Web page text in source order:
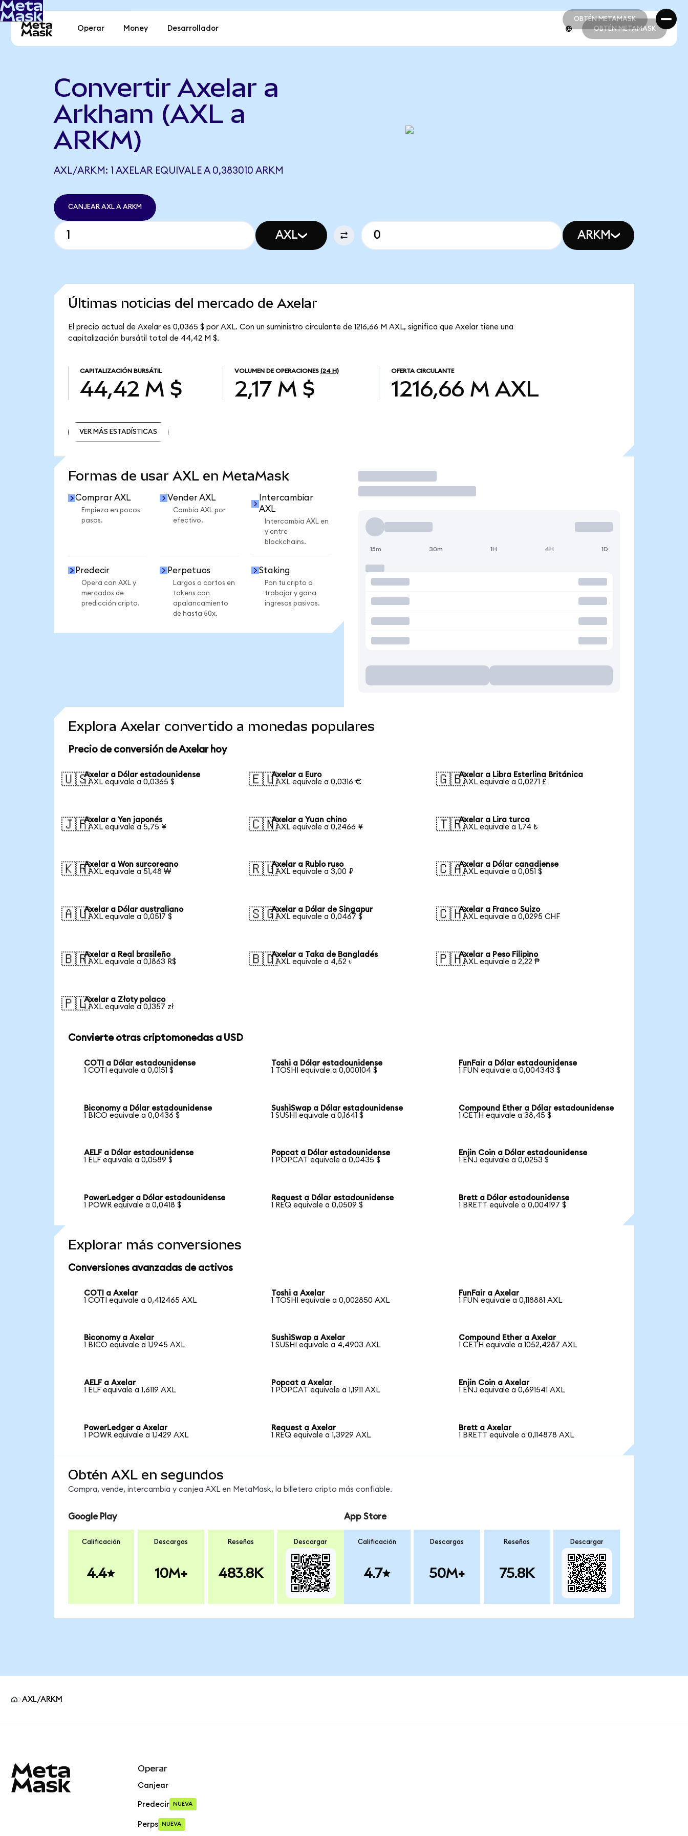
OBTÉN METAMASK
OBTÉN METAMASK
Operar Money Desarrollador OBTÉN METAMASK
Convertir Axelar a
Arkham (AXL a
ARKM)
AXL/ARKM: 1 AXELAR EQUIVALE A 0,383010 ARKM
CANJEAR AXL A ARKM
AXL ARKM
Últimas noticias del mercado de Axelar
El precio actual de Axelar es 0,0365 $ por AXL. Con un suministro circulante de 1216,66 M AXL, significa que Axelar tiene una
capitalización bursátil total de 44,42 M $.
CAPITALIZACIÓN BURSÁTIL
44,42 M $
VOLUMEN DE OPERACIONES (24 H)
2,17 M $
OFERTA CIRCULANTE
1216,66 M AXL
VER MÁS ESTADÍSTICAS
Formas de usar AXL en MetaMask
Comprar AXL
Empieza en pocos
pasos.
Vender AXL
Cambia AXL por
efectivo.
Intercambiar
AXL
Intercambia AXL en
y entre
blockchains.
Predecir
Opera con AXL y
mercados de
predicción cripto.
Perpetuos
Largos o cortos en
tokens con
apalancamiento
de hasta 50x.
Staking
Pon tu cripto a
trabajar y gana
ingresos pasivos.
Operar
15m 30m 1H 4H 1D
Explora Axelar convertido a monedas populares
Precio de conversión de Axelar hoy
🇺🇸Axelar a Dólar estadounidense
1 AXL equivale a 0,0365 $
🇪🇺Axelar a Euro
1 AXL equivale a 0,0316 €
🇬🇧Axelar a Libra Esterlina Británica
1 AXL equivale a 0,0271 £
🇯🇵Axelar a Yen japonés
1 AXL equivale a 5,75 ¥
🇨🇳Axelar a Yuan chino
1 AXL equivale a 0,2466 ¥
🇹🇷Axelar a Lira turca
1 AXL equivale a 1,74 ₺
🇰🇷Axelar a Won surcoreano
1 AXL equivale a 51,48 ₩
🇷🇺Axelar a Rublo ruso
1 AXL equivale a 3,00 ₽
🇨🇦Axelar a Dólar canadiense
1 AXL equivale a 0,051 $
🇦🇺Axelar a Dólar australiano
1 AXL equivale a 0,0517 $
🇸🇬Axelar a Dólar de Singapur
1 AXL equivale a 0,0467 $
🇨🇭Axelar a Franco Suizo
1 AXL equivale a 0,0295 CHF
🇧🇷Axelar a Real brasileño
1 AXL equivale a 0,1863 R$
🇧🇩Axelar a Taka de Bangladés
1 AXL equivale a 4,52 ৳
🇵🇭Axelar a Peso Filipino
1 AXL equivale a 2,22 ₱
🇵🇱Axelar a Złoty polaco
1 AXL equivale a 0,1357 zł
Convierte otras criptomonedas a USD
COTI a Dólar estadounidense
1 COTI equivale a 0,0151 $
Toshi a Dólar estadounidense
1 TOSHI equivale a 0,000104 $
FunFair a Dólar estadounidense
1 FUN equivale a 0,004343 $
Biconomy a Dólar estadounidense
1 BICO equivale a 0,0436 $
SushiSwap a Dólar estadounidense
1 SUSHI equivale a 0,1641 $
Compound Ether a Dólar estadounidense
1 CETH equivale a 38,45 $
AELF a Dólar estadounidense
1 ELF equivale a 0,0589 $
Popcat a Dólar estadounidense
1 POPCAT equivale a 0,0435 $
Enjin Coin a Dólar estadounidense
1 ENJ equivale a 0,0253 $
PowerLedger a Dólar estadounidense
1 POWR equivale a 0,0418 $
Request a Dólar estadounidense
1 REQ equivale a 0,0509 $
Brett a Dólar estadounidense
1 BRETT equivale a 0,004197 $
Explorar más conversiones
Conversiones avanzadas de activos
COTI a Axelar
1 COTI equivale a 0,412465 AXL
Toshi a Axelar
1 TOSHI equivale a 0,002850 AXL
FunFair a Axelar
1 FUN equivale a 0,118881 AXL
Biconomy a Axelar
1 BICO equivale a 1,1945 AXL
SushiSwap a Axelar
1 SUSHI equivale a 4,4903 AXL
Compound Ether a Axelar
1 CETH equivale a 1052,4287 AXL
AELF a Axelar
1 ELF equivale a 1,6119 AXL
Popcat a Axelar
1 POPCAT equivale a 1,1911 AXL
Enjin Coin a Axelar
1 ENJ equivale a 0,691541 AXL
PowerLedger a Axelar
1 POWR equivale a 1,1429 AXL
Request a Axelar
1 REQ equivale a 1,3929 AXL
Brett a Axelar
1 BRETT equivale a 0,114878 AXL
Obtén AXL en segundos
Compra, vende, intercambia y canjea AXL en MetaMask, la billetera cripto más confiable.
Google Play
Calificación
4.4
Descargas
10M+
Reseñas
483.8K
Descargar
App Store
Calificación
4.7
Descargas
50M+
Reseñas
75.8K
Descargar
AXL/ARKM
Operar
Canjear
Predecir NUEVA
Perps NUEVA